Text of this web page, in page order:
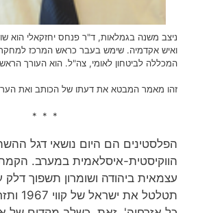
ניצב משנה בגמלאות, ד"ר פנחס יחזקאלי הוא
ואיש אקדמיה. שימש בעבר כראש המרכז
המכללה לביטחון לאומי, צה"ל. הוא העורך
זהו מאמר המבטא את דעתו של הכותב ואת
* * *
הפלסטינים הם היום נושאי דגל
הווקיסטית-איסלאמית במערב.
עצמאית ביהודה ושומרון תשפוך
תטלטל